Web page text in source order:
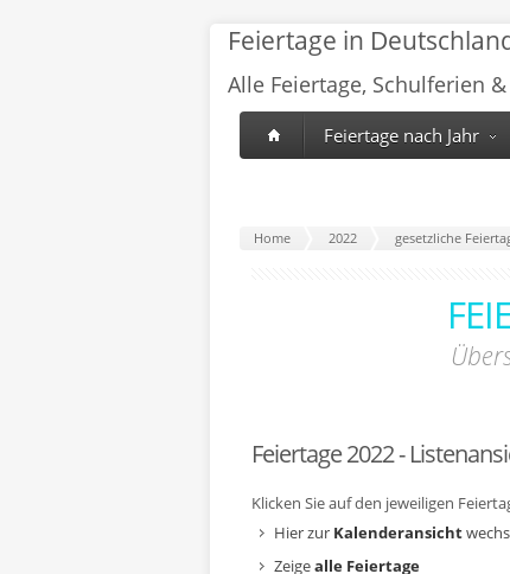
Feiertage in
Alle Feiertage, Schulferien
Feiertage nach Jahr
Home 2022 gesetzliche
Feiertage 2022 -
Klicken Sie auf den jeweiligen
Hier zur Kalenderansicht
Zeigealle Feiertage